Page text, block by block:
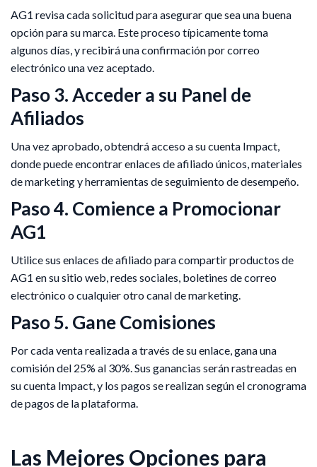
AG1 revisa cada solicitud para asegurar que sea una buena
opción para su marca. Este proceso típicamente toma
algunos días, y recibirá una confirmación por correo
electrónico una vez aceptado.
Paso 3. Acceder a su Panel de
Afiliados
Una vez aprobado, obtendrá acceso a su cuenta Impact,
donde puede encontrar enlaces de afiliado únicos, materiales
de marketing y herramientas de seguimiento de desempeño.
Paso 4. Comience a Promocionar
AG1
Utilice sus enlaces de afiliado para compartir productos de
AG1 en su sitio web, redes sociales, boletines de correo
electrónico o cualquier otro canal de marketing.
Paso 5. Gane Comisiones
Por cada venta realizada a través de su enlace, gana una
comisión del 25% al 30%. Sus ganancias serán rastreadas en
su cuenta Impact, y los pagos se realizan según el cronograma
de pagos de la plataforma.
Las Mejores Opciones para